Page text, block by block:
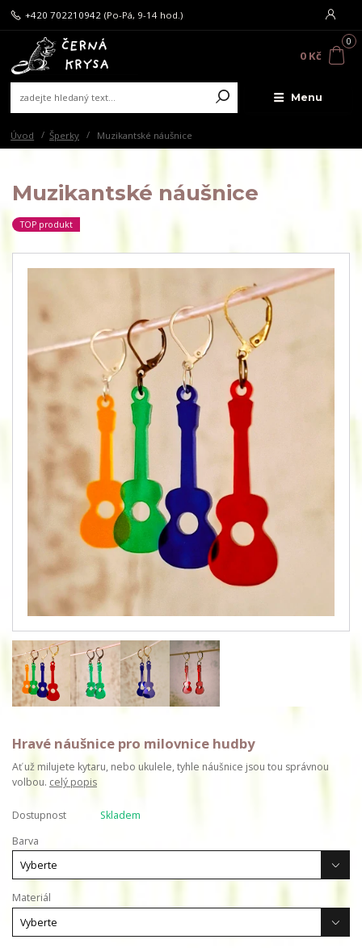
Menu
+420 702210942 (Po-Pá, 9-14 hod.)
0
0 Kč
Úvod Šperky Muzikantské náušnice
Muzikantské náušnice
TOP produkt
Hravé náušnice pro milovnice hudby
Ať už milujete kytaru, nebo ukulele, tyhle náušnice jsou tou správnou
volbou. celý popis
Dostupnost
Skladem
Barva
Materiál